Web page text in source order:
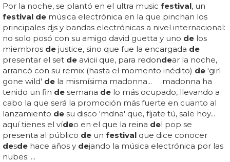
Por la noche, se plantó en el ultra music festival, un
festival de música electrónica en la que pinchan los
principales djs y bandas electrónicas a nivel internacional:
no solo posó con su amigo david guetta y uno de los
miembros de justice, sino que fue la encargada de
presentar el set de avicii que, para redondear la noche,
arrancó con su remix (hasta el momento inédito) de 'girl
gone wild' de la mismísima madonna... madonna ha
tenido un fin de semana de lo más ocupado, llevando a
cabo la que será la promoción más fuerte en cuanto al
lanzamiento de su disco 'mdna' que, fíjate tú, sale hoy...
aquí tienes el vídeo en el que la reina del pop se
presenta al público de un festival que dice conocer
desde hace años y dejando la música electrónica por las
nubes: ...